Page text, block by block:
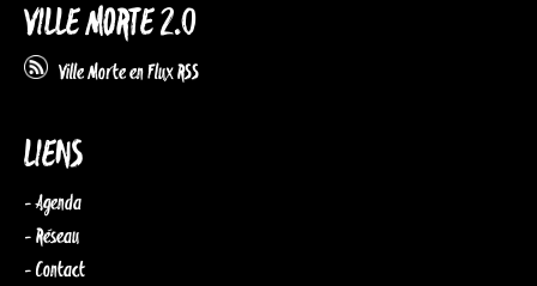
VILLE MORTE 2.0
Ville Morte en Flux RSS
LIENS
- Agenda
- Réseau
- Contact